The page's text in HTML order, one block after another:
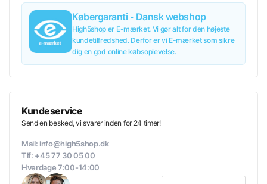
Købergaranti - Dansk webshop
High5shop er E-mærket. Vi gør alt for den højeste
kundetilfredshed. Derfor er vi E-mærket som sikre
dig en god online købsoplevelse.
Kundeservice
Send en besked, vi svarer inden for 24 timer!
Mail: info@high5shop.dk
Tlf: +45 77 30 05 00
Hverdage 7:00-14:00